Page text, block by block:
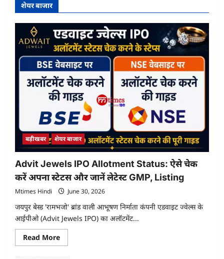
शेयर बाजार
बड़ीखबर शेयर बाजार
Advit Jewels IPO Allotment Status: ऐसे चेक
करें अपना स्टेटस और जानें लेटेस्ट GMP, Listing
Mtimes Hindi June 30, 2026
जयपुर बेस्ड 'रामभजो' ब्रांड वाली आभूषण निर्माता कंपनी एडवाइट ज्वेल्स के
आईपीओ (Advit Jewels IPO) का अलॉटमेंट...
Read MoreRead
more